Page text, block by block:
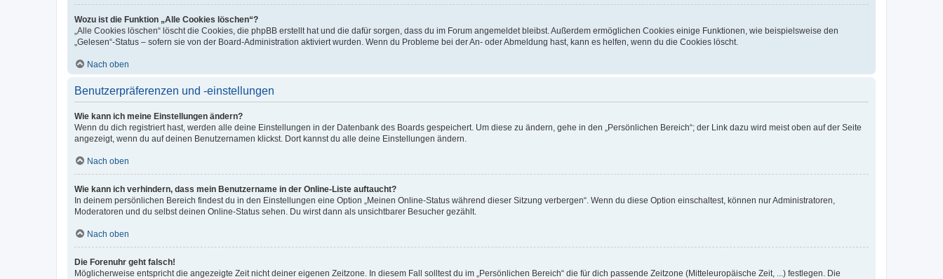
Wozu ist die Funktion „Alle Cookies löschen“?
„Alle Cookies löschen“ löscht die Cookies, die phpBB erstellt hat und die dafür sorgen, dass du im Forum angemeldet bleibst. Außerdem ermöglichen Cookies einige Funktionen, wie beispielsweise den
„Gelesen“-Status – sofern sie von der Board-Administration aktiviert wurden. Wenn du Probleme bei der An- oder Abmeldung hast, kann es helfen, wenn du die Cookies löscht.
Nach oben
Benutzerpräferenzen und -einstellungen
Wie kann ich meine Einstellungen ändern?
Wenn du dich registriert hast, werden alle deine Einstellungen in der Datenbank des Boards gespeichert. Um diese zu ändern, gehe in den „Persönlichen Bereich“; der Link dazu wird meist oben auf der Seite
angezeigt, wenn du auf deinen Benutzernamen klickst. Dort kannst du alle deine Einstellungen ändern.
Nach oben
Wie kann ich verhindern, dass mein Benutzername in der Online-Liste auftaucht?
In deinem persönlichen Bereich findest du in den Einstellungen eine Option „Meinen Online-Status während dieser Sitzung verbergen“. Wenn du diese Option einschaltest, können nur Administratoren,
Moderatoren und du selbst deinen Online-Status sehen. Du wirst dann als unsichtbarer Besucher gezählt.
Nach oben
Die Forenuhr geht falsch!
Möglicherweise entspricht die angezeigte Zeit nicht deiner eigenen Zeitzone. In diesem Fall solltest du im „Persönlichen Bereich“ die für dich passende Zeitzone (Mitteleuropäische Zeit, ...) festlegen. Die